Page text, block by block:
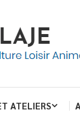
ATELIERS